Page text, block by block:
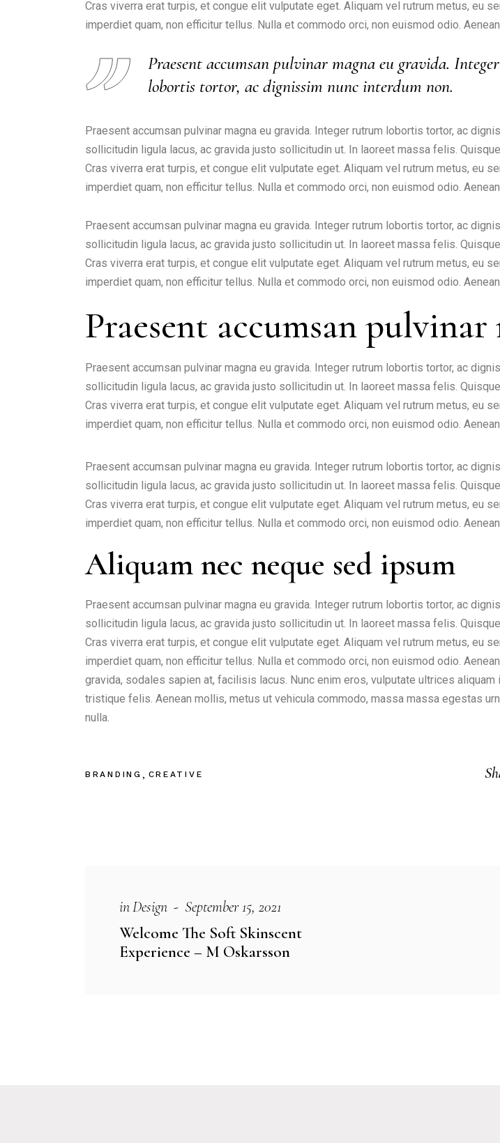
Cras viverra erat turpis, et congue elit vulputate eget. Aliquam vel rutrum metus, eu
imperdiet quam, non efficitur tellus. Nulla et commodo orci, non euismod odio.
Praesent accumsan pulvinar magna eu gravida.
lobortis tortor, ac dignissim nunc interdum non.
Praesent accumsan pulvinar magna eu gravida. Integer rutrum lobortis tortor, ac
sollicitudin ligula lacus, ac gravida justo sollicitudin ut. In laoreet massa felis.
Cras viverra erat turpis, et congue elit vulputate eget. Aliquam vel rutrum metus, eu
imperdiet quam, non efficitur tellus. Nulla et commodo orci, non euismod odio.
Praesent accumsan pulvinar magna eu gravida. Integer rutrum lobortis tortor, ac
sollicitudin ligula lacus, ac gravida justo sollicitudin ut. In laoreet massa felis.
Cras viverra erat turpis, et congue elit vulputate eget. Aliquam vel rutrum metus, eu
imperdiet quam, non efficitur tellus. Nulla et commodo orci, non euismod odio.
Praesent accumsan pulvinar
Praesent accumsan pulvinar magna eu gravida. Integer rutrum lobortis tortor, ac
sollicitudin ligula lacus, ac gravida justo sollicitudin ut. In laoreet massa felis.
Cras viverra erat turpis, et congue elit vulputate eget. Aliquam vel rutrum metus, eu
imperdiet quam, non efficitur tellus. Nulla et commodo orci, non euismod odio.
Praesent accumsan pulvinar magna eu gravida. Integer rutrum lobortis tortor, ac
sollicitudin ligula lacus, ac gravida justo sollicitudin ut. In laoreet massa felis.
Cras viverra erat turpis, et congue elit vulputate eget. Aliquam vel rutrum metus, eu
imperdiet quam, non efficitur tellus. Nulla et commodo orci, non euismod odio.
Aliquam nec neque sed ipsum
Praesent accumsan pulvinar magna eu gravida. Integer rutrum lobortis tortor, ac
sollicitudin ligula lacus, ac gravida justo sollicitudin ut. In laoreet massa felis.
Cras viverra erat turpis, et congue elit vulputate eget. Aliquam vel rutrum metus, eu
imperdiet quam, non efficitur tellus. Nulla et commodo orci, non euismod odio.
gravida, sodales sapien at, facilisis lacus. Nunc enim eros, vulputate ultrices aliquam
tristique felis. Aenean mollis, metus ut vehicula commodo, massa massa egestas
nulla.
BRANDING CREATIVE
inDesign September 15, 2021
Welcome The Soft Skinscent
Experience – M Oskarsson